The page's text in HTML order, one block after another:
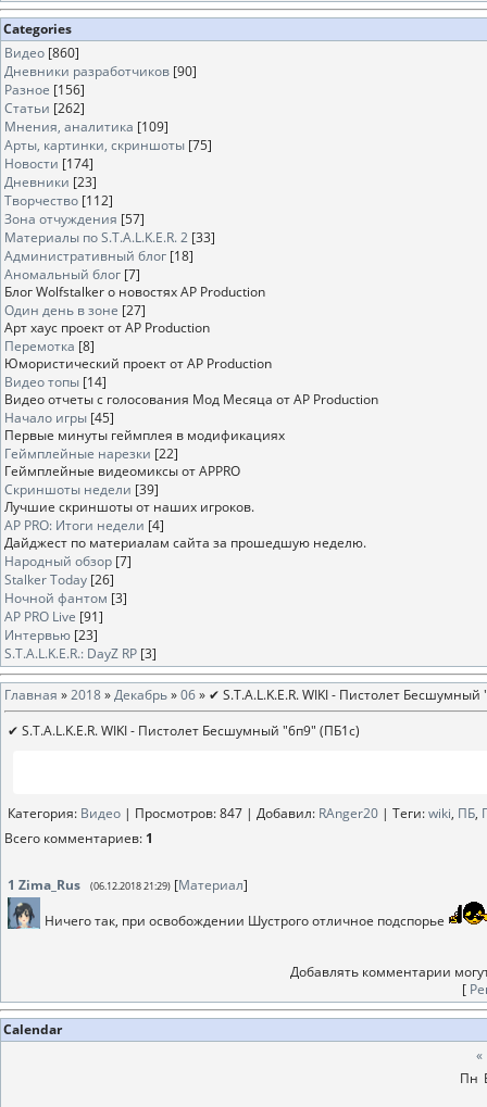
Categories
Видео [860]
Дневники разработчиков [90]
Разное [156]
Статьи [262]
Мнения, аналитика [109]
Арты, картинки, скриншоты [75]
Новости [174]
Дневники [23]
Творчество [112]
Зона отчуждения [57]
Материалы по S.T.A.L.K.E.R. 2 [33]
Административный блог [18]
Аномальный блог [7]
Блог Wolfstalker о новостях AP Production
Один день в зоне [27]
Арт хаус проект от AP Production
Перемотка [8]
Юмористический проект от AP Production
Видео топы [14]
Видео отчеты с голосования Мод Месяца от AP Production
Начало игры [45]
Первые минуты геймплея в модификациях
Геймплейные нарезки [22]
Геймплейные видеомиксы от APPRO
Скриншоты недели [39]
Лучшие скриншоты от наших игроков.
AP PRO: Итоги недели [4]
Дайджест по материалам сайта за прошедшую неделю.
Народный обзор [7]
Stalker Today [26]
Ночной фантом [3]
AP PRO Live [91]
Интервью [23]
S.T.A.L.K.E.R.: DayZ RP [3]
Главная »2018»Декабрь»06» ✔ S.T.A.L.K.E.R. WIKI - Пистолет
✔ S.T.A.L.K.E.R. WIKI - Пистолет Бесшумный "6п9" (ПБ1с)
Категория: Видео | Просмотров: 847 | Добавил: RAnger20 | Теги:wiki, ПБ,
Всего комментариев: 1
1 Zima_Rus (06.12.2018 21:29) [Материал]
Ничего так, при освобождении Шустрого отличное подспорье
Добавлять комментарии
[
Calendar
«
Пн